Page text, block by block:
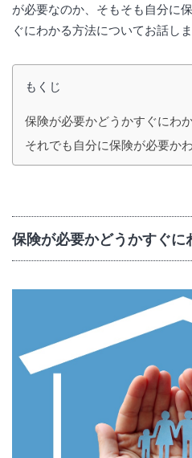
が必要なのか、そもそも自分に
ぐにわかる方法についてお話しま
もくじ
保険が必要かどうかすぐにわ
それでも自分に保険が必要か
保険が必要かどうかすぐに